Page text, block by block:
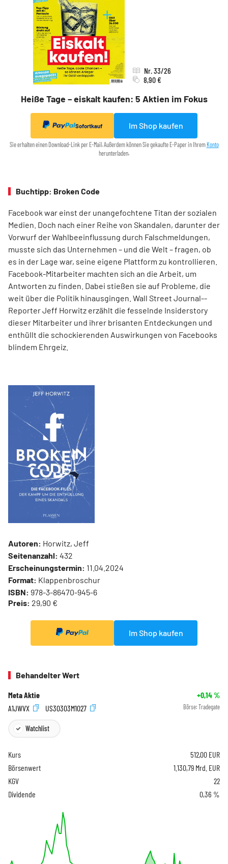
Heiße Tage – eiskalt kaufen: 5 Aktien im Fokus
Nr. 33/26
8,90 €
Sofortkauf Im Shop kaufen
Sie erhalten einen Download-Link per E-Mail. Außerdem können Sie gekaufte E-Paper in Ihrem Konto
herunterladen.
Buchtipp: Broken Code
Facebook war einst der unangefochtene Titan der sozialen
Medien. Doch nach einer Reihe von Skandalen, darunter der
Vorwurf der Wahlbeeinflussung durch Falschmeldungen,
musste sich das Unternehmen – und die Welt – fragen, ob
es in der Lage war, seine eigene Plattform zu kontrollieren.
Facebook-Mitarbeiter machten sich an die Arbeit, um
Antworten zu finden. Dabei stießen sie auf Probleme, die
weit über die Politik hinausgingen. Wall Street Journal-­
Reporter Jeff Horwitz erzählt die fesselnde Insiderstory
dieser Mitarbeiter und ihrer brisanten Entdeckungen und
enthüllt die schockierenden Auswirkungen von Facebooks
blindem Ehrgeiz.
Autoren: Horwitz, Jeff
Seitenanzahl: 432
Erscheinungstermin: 11.04.2024
Format: Klappenbroschur
ISBN: 978-3-86470-945-6
Preis: 29,90 €
Im Shop kaufen
Behandelter Wert
Meta Aktie +0,14%
A1JWVX
US30303M1027 Börse: Tradegate
Watchlist
Kurs 512,00 EUR
Börsenwert
1.130,79 Mrd. EUR
KGV
22
Dividende
0,36 %